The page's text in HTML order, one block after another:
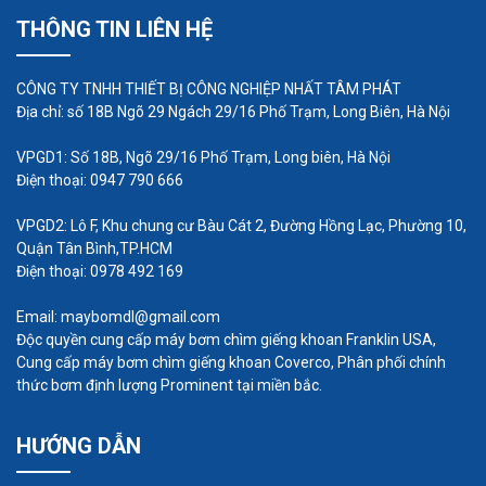
bơm định lượng là do quá trình hoạt động của nó.
như cánh quạt, trục và bạc đạn sẽ tiếp xúc và tạo
hoặc sử dụng các linh kiện kém chất lượng cũng
Để giải quyết vấn đề này, có một số giải pháp có
thể được áp dụng. Đầu tiên, việc lựa chọn máy
được tính ổn định trong quá trình hoạt động là rất
quan trọng. Các nhà sản xuất máy bơm định lượng
hiện nay đã cung cấp các loại máy bơm có thiết kế
máy bơm, người dùng cần tìm hiểu kỹ về tính năng
THÔNG TIN LIÊN HỆ
CÔNG TY TNHH THIẾT BỊ CÔNG NGHIỆP NHẤT TÂM PHÁT
Địa chỉ: số 18B Ngõ 29 Ngách 29/16 Phố Trạm, Long Biên, Hà Nội
VPGD1: Số 18B, Ngõ 29/16 Phố Trạm, Long biên, Hà Nội
Điện thoại: 0947 790 666
VPGD2: Lô F, Khu chung cư Bàu Cát 2, Đường Hồng Lạc, Phường 10,
Quận Tân Bình,TP.HCM
Điện thoại: 0978 492 169
Email: maybomdl@gmail.com
Độc quyền cung cấp máy bơm chìm giếng khoan Franklin USA,
Cung cấp máy bơm chìm giếng khoan Coverco, Phân phối chính
thức bơm định lượng Prominent tại miền bắc.
HƯỚNG DẪN